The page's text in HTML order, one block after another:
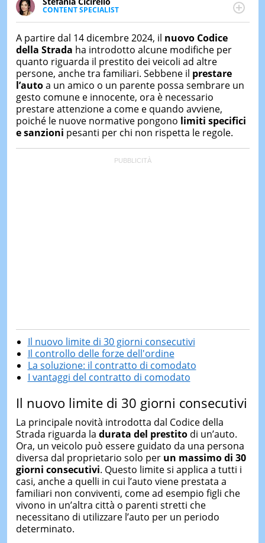
CONTENT SPECIALIST
Content writer, video editor e fotografa, ha
conseguito un Master in Digital & Social Media
Marketing. Scrive articoli in ottica SEO e realizza
contenuti per social media, con focus su Costume &
Società, Moda e Bellezza.
A partire dal 14 dicembre 2024, il nuovo Codice
della Strada ha introdotto alcune modifiche per
quanto riguarda il prestito dei veicoli ad altre
persone, anche tra familiari. Sebbene il prestare
l’autoa un amico o un parente possa sembrare un
gesto comune e innocente, ora è necessario
prestare attenzione a come e quando avviene,
poiché le nuove normative pongono limiti specifici
e sanzioni pesanti per chi non rispetta le regole.
Il nuovo limite di 30 giorni consecutivi
Il controllo delle forze dell'ordine
La soluzione: il contratto di comodato
I vantaggi del contratto di comodato
Il nuovo limite di 30 giorni consecutivi
La principale novità introdotta dal Codice della
Strada riguarda la durata del prestitodi un’auto.
Ora, un veicolo può essere guidato da una persona
diversa dal proprietario solo per un massimo di 30
giorni consecutivi. Questo limite si applica a tutti i
casi, anche a quelli in cui l’auto viene prestata a
familiari non conviventi, come ad esempio figli che
vivono in un’altra città o parenti stretti che
necessitano di utilizzare l’auto per un periodo
determinato.